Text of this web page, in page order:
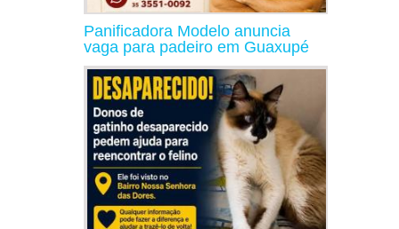
Panificadora Modelo anuncia
vaga para padeiro em Guaxupé